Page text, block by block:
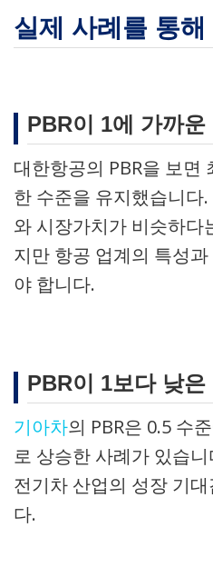
실제 사례를 통
PBR이 1에 가까운
대한항공의 PBR을 보면
한 수준을 유지했습니다
와 시장가치가 비슷하다
지만 항공 업계의 특성
야 합니다.
PBR이 1보다 낮은
기아차의 PBR은 0.5 수
로 상승한 사례가 있습
전기차 산업의 성장 기
다.